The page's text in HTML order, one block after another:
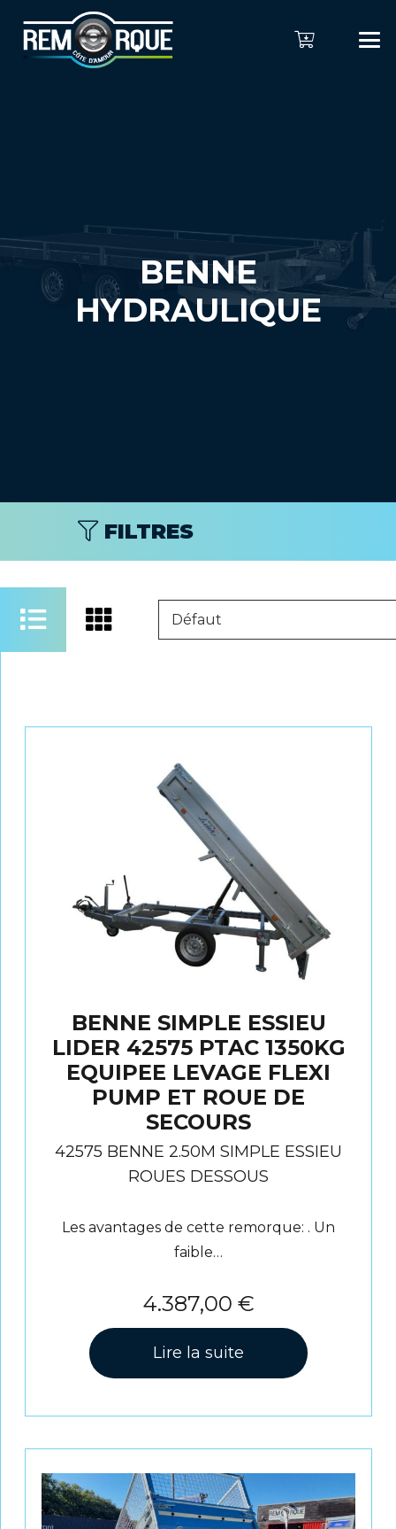
BENNE
HYDRAULIQUE
FILTRES
BENNE SIMPLE ESSIEU
LIDER 42575 PTAC 1350KG
EQUIPEE LEVAGE FLEXI
PUMP ET ROUE DE
SECOURS
42575 BENNE 2.50M SIMPLE ESSIEU
ROUES DESSOUS
Les avantages de cette remorque: . Un
faible…
4.387,00 €
Lire la suite